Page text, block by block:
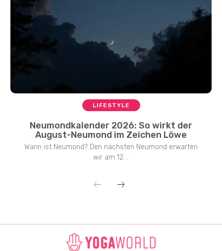
LIFESTYLE
Neumondkalender 2026: So wirkt der
August-Neumond im Zeichen Löwe
Wann ist Neumond? Den nächsten Neumond erwarten
wir am 12....